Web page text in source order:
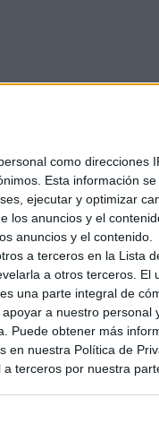
como direcciones
Esta información
ejecutar y optimizar
los anuncios y el
anuncios y el contenido.
a terceros en la Lista
a otros terceros. El
una parte integral de
a nuestro personal
Puede obtener más
en nuestra Política de
terceros por nuestra
nosotros o en